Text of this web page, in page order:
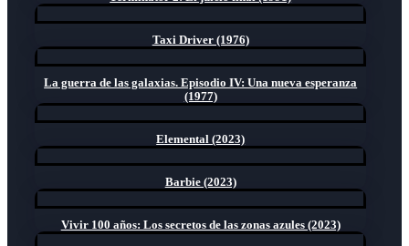
Taxi Driver (1976)
La guerra de las galaxias. Episodio IV: Una nueva esperanza
(1977)
Elemental (2023)
Barbie (2023)
Vivir 100 años: Los secretos de las zonas azules (2023)